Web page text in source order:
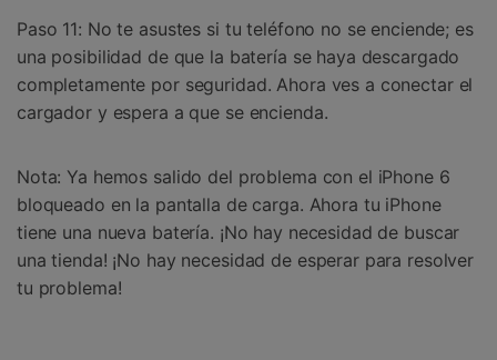
Paso 11: No te asustes si tu teléfono no se enciende; es
una posibilidad de que la batería se haya descargado
completamente por seguridad. Ahora ves a conectar el
cargador y espera a que se encienda.
Nota: Ya hemos salido del problema con el iPhone 6
bloqueado en la pantalla de carga. Ahora tu iPhone
tiene una nueva batería. ¡No hay necesidad de buscar
una tienda! ¡No hay necesidad de esperar para resolver
tu problema!